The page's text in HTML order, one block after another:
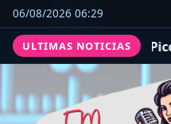
06/08/2026 06:29
ULTIMAS NOTICIAS
en Machu Picchu que